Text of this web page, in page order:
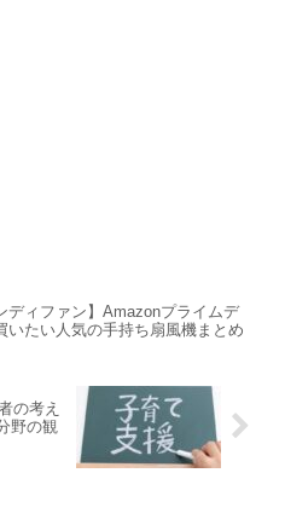
ディファン】Amazonプライムデ
いたい人気の手持ち扇風機まとめ
の考え
野の観